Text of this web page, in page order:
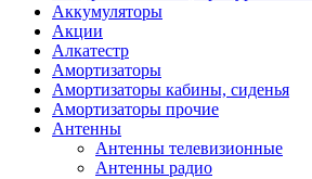
Аккумуляторы
Акции
Алкатестр
Амортизаторы
Амортизаторы кабины, сиденья
Амортизаторы прочие
Антенны
Антенны телевизионные
Антенны радио